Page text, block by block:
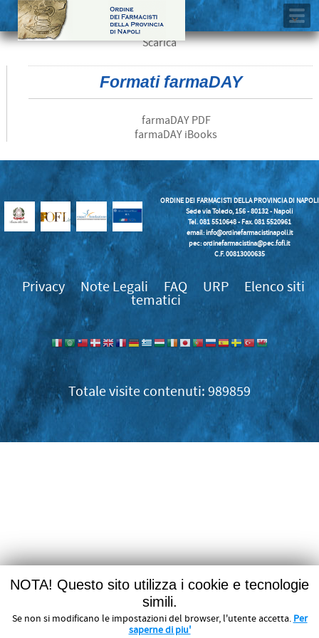
Scarica
Formati farmaDAY
farmaDAY PDF
farmaDAY iBooks
ORDINE DEI FARMACISTI DELLA PROVINCIA DI NAPOLI
Sede via Toledo, 156 - 80132 - Napoli
Tel. 081 5510648 - Fax. 081 5520961
email:info@ordinefarmacistinapoli.it
pec: ordinefarmacistina@pec.fofi.it
C.F. 00813000635
Privacy Note Legali FAQ URP
Elenco siti
tematici
989859
NOTA! Questo sito utilizza i cookie e tecnologie
simili.
Se non si modificano le impostazioni del browser, l'utente accetta. Per
saperne di piu'